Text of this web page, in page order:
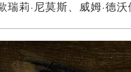
瑞莉·尼莫斯、威姆·德